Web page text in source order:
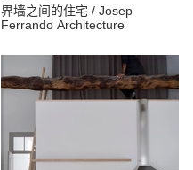
界墙之间的住宅 / Josep
Ferrando Architecture